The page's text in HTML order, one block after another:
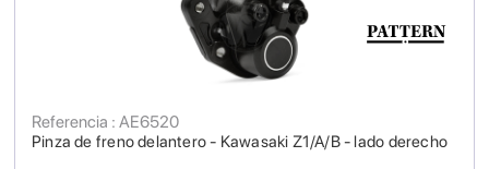
Pinza de freno delantero - Kawasaki Z1/A/B - lado derecho
Referencia : AE6520